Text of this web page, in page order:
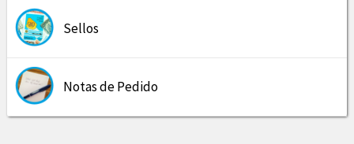
Sellos
Notas de Pedido